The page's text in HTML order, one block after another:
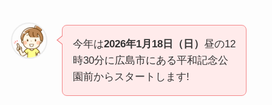
今年は2026年1月18日（日） 昼の12
時30分に広島市にある平和記念公
園前からスタートします!